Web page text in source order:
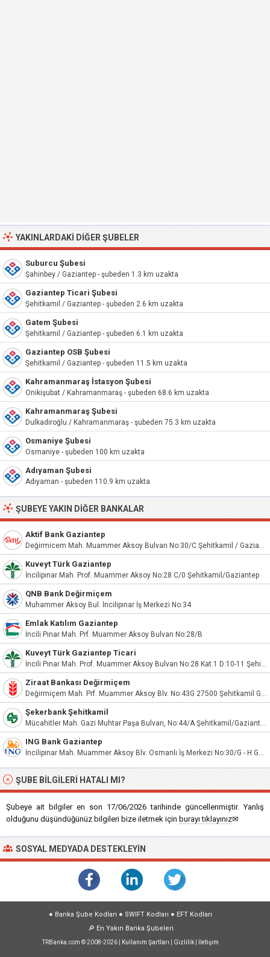
YAKINLARDAKI DIĞER ŞUBELER
Suburcu Şubesi
Şahinbey / Gaziantep - şubeden 1.3 km uzakta
Gaziantep Ticari Şubesi
Şehitkamil / Gaziantep - şubeden 2.6 km uzakta
Gatem Şubesi
Şehitkamil / Gaziantep - şubeden 6.1 km uzakta
Gaziantep OSB Şubesi
Şehitkamil / Gaziantep - şubeden 11.5 km uzakta
Kahramanmaraş İstasyon Şubesi
Onikişubat / Kahramanmaraş - şubeden 68.6 km uzakta
Kahramanmaraş Şubesi
Dulkadiroğlu / Kahramanmaraş - şubeden 75.3 km uzakta
Osmaniye Şubesi
Osmaniye - şubeden 100 km uzakta
Adıyaman Şubesi
Adıyaman - şubeden 110.9 km uzakta
ŞUBEYE YAKIN DIĞER BANKALAR
Aktif Bank Gaziantep
Değirmicem Mah. Muammer Aksoy Bulvarı No:30/C Şehitkamil / Gaziantep
Kuveyt Türk Gaziantep
İncilipınar Mah. Prof. Muammer Aksoy No:28 C/0 Şehitkamil/Gaziantep
QNB Bank Değirmiçem
Muhammer Aksoy Bul. İncilipınar İş Merkezi No:34
Emlak Katılım Gaziantep
İncili Pınar Mah. Prf. Muammer Aksoy Bulvarı No:28/B
Kuveyt Türk Gaziantep Ticari
İncili Pınar Mah. Prof. Muammer Aksoy Bulvarı No:28 Kat:1 D:10-11 Şehitkamil/Gaziantep
Ziraat Bankası Değirmiçem
Değirmiçem Mah. Prf. Muammer Aksoy Blv. No:43G 27500 Şehitkamil Gaziantep
Şekerbank Şehitkamil
Mücahitler Mah. Gazi Muhtar Paşa Bulvarı, No:44/A Şehitkamil/Gaziantep
ING Bank Gaziantep
İncilipınar Mah. Muammer Aksoy Blv. Osmanlı İş Merkezi No:30/G - H Gaziantep
ŞUBE BILGILERI HATALI MI?
Şubeye ait bilgiler en son 17/06/2026 tarihinde güncellenmiştir. Yanlış
olduğunu düşündüğünüz bilgileri bize iletmek için burayı tıklayınız✉
SOSYAL MEDYADA DESTEKLEYIN
● Banka Şube Kodları ● SWIFT Kodları ● EFT Kodları
🔎 En Yakın Banka Şubeleri
TRBanka.com © 2008-2026 | Kullanım Şartları Gizlilik İletişim